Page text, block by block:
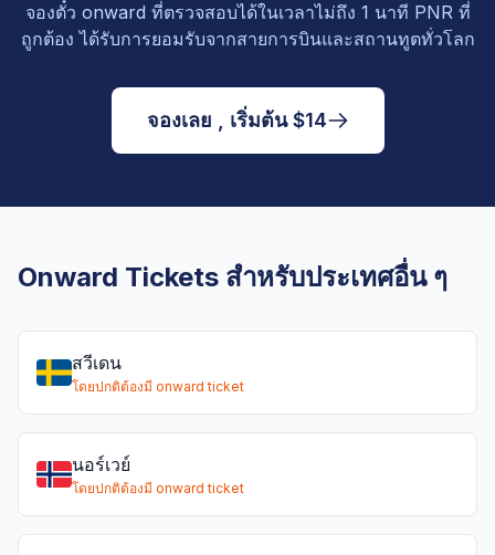
จองตั๋ว onward ที่ตรวจสอบได้ในเวลาไม่ถึง 1 นาที PNR ที่
ถูกต้อง ได้รับการยอมรับจากสายการบินและสถานทูตทั่วโลก
จองเลย , เริ่มต้น $14
Onward Tickets สำหรับประเทศอื่น ๆ
สวีเดน
โดยปกติต้องมี onward ticket
นอร์เวย์
โดยปกติต้องมี onward ticket